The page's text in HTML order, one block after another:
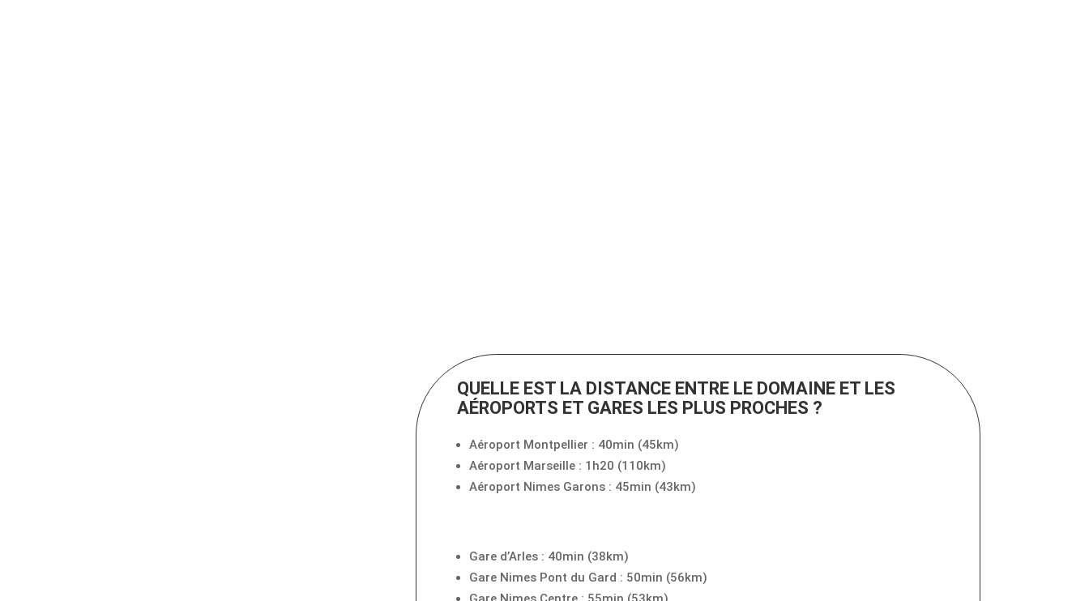
QUELLE EST LA DISTANCE ENTRE LE DOMAINE ET LES
AÉROPORTS ET GARES LES PLUS PROCHES ?
Aéroport Montpellier : 40min (45km)
Aéroport Marseille : 1h20 (110km)
Aéroport Nimes Garons : 45min (43km)
Gare d’Arles : 40min (38km)
Gare Nimes Pont du Gard : 50min (56km)